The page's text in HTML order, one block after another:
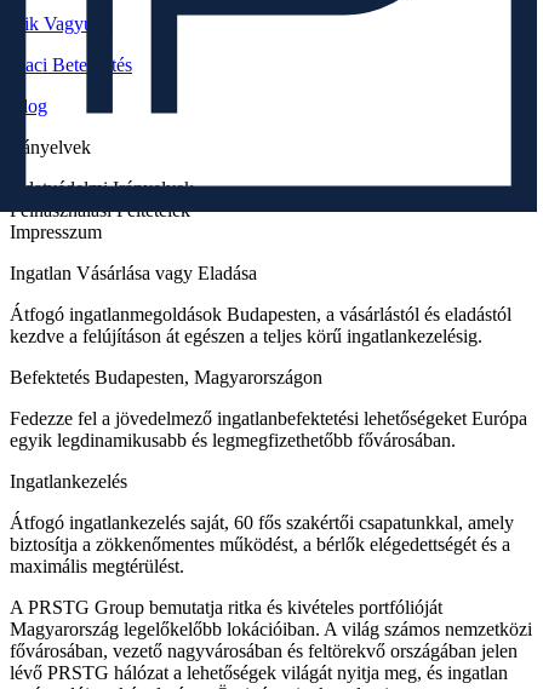
Kik Vagyunk
Piaci Betekintés
Blog
Irányelvek
Adatvédelmi Irányelvek
Felhasználási Feltételek
Impresszum
Ingatlan Vásárlása vagy Eladása
Átfogó ingatlanmegoldások Budapesten, a vásárlástól és eladástól
kezdve a felújításon át egészen a teljes körű ingatlankezelésig.
Befektetés Budapesten, Magyarországon
Fedezze fel a jövedelmező ingatlanbefektetési lehetőségeket Európa
egyik legdinamikusabb és legmegfizethetőbb fővárosában.
Ingatlankezelés
Átfogó ingatlankezelés saját, 60 fős szakértői csapatunkkal, amely
biztosítja a zökkenőmentes működést, a bérlők elégedettségét és a
maximális megtérülést.
A PRSTG Group bemutatja ritka és kivételes portfólióját
Magyarország legelőkelőbb lokációiban. A világ számos nemzetközi
fővárosában, vezető nagyvárosában és feltörekvő országában jelen
lévő PRSTG hálózat a lehetőségek világát nyitja meg, és ingatlan